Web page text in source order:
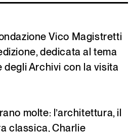
Vico Magistretti
dedicata al tema
degli Archivi con la visita
molte: l’architettura, il
classica, Charlie